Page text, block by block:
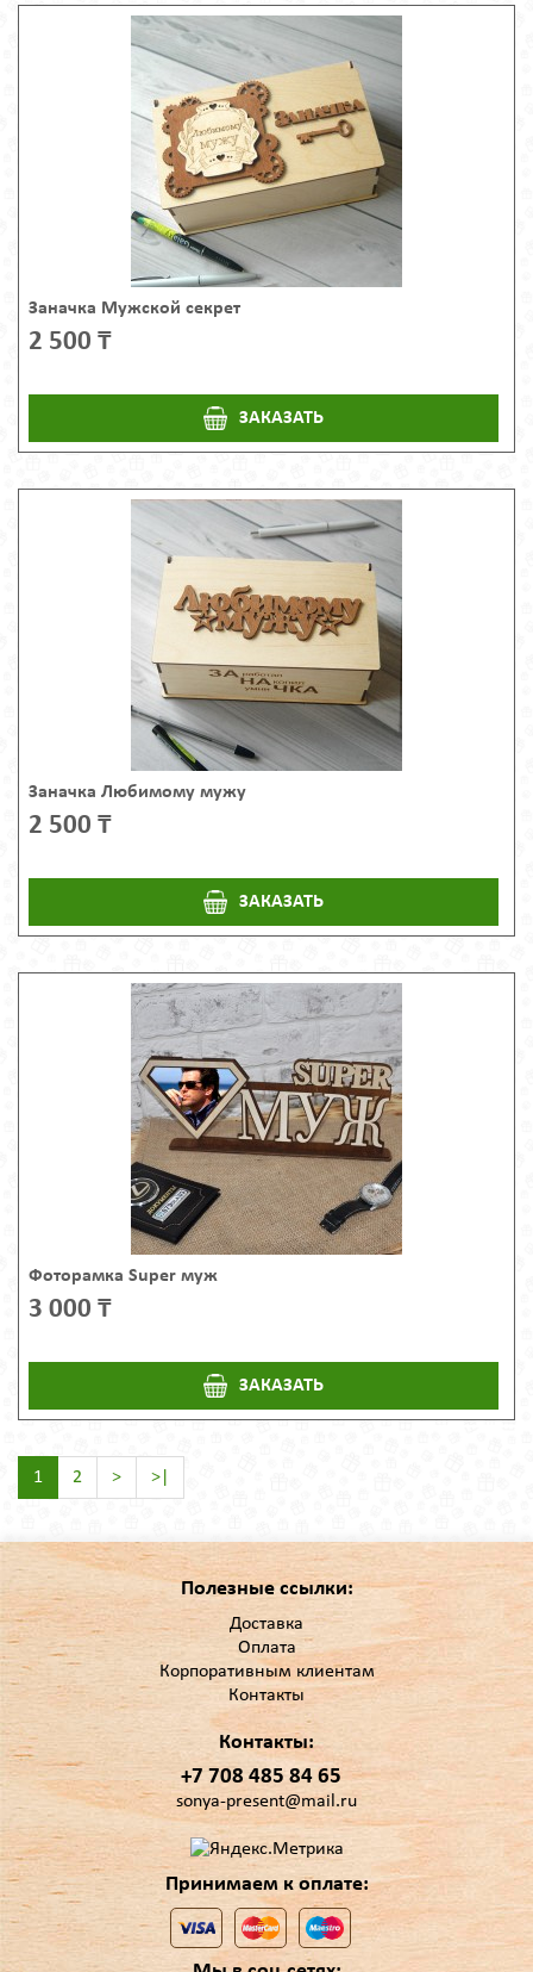
Заначка Мужской секрет
2 500 ₸
ЗАКАЗАТЬ
Заначка Любимому мужу
2 500 ₸
ЗАКАЗАТЬ
Фоторамка Super муж
3 000 ₸
ЗАКАЗАТЬ
1 2 > >|
Полезные ссылки:
Доставка
Оплата
Корпоративным клиентам
Контакты
Контакты:
+7 708 485 84 65
sonya-present@mail.ru
Принимаем к оплате: